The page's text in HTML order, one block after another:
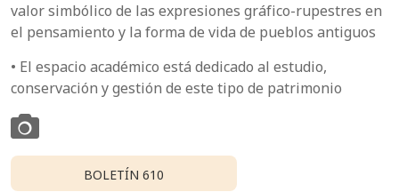
valor simbólico de las expresiones gráfico-rupestres en
el pensamiento y la forma de vida de pueblos antiguos
• El espacio académico está dedicado al estudio,
conservación y gestión de este tipo de patrimonio
BOLETÍN 610